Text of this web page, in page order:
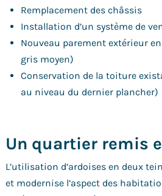
Remplacement des châssis
Installation d’un système de
Nouveau parement extérieur
gris moyen)
Conservation de la toiture
au niveau du dernier plancher)
Un quartier remis
L’utilisation d’ardoises en deux
et modernise l’aspect des